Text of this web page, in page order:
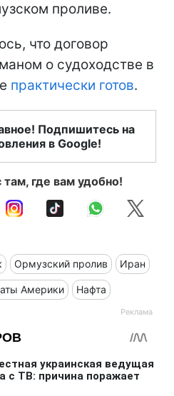
проливе.
что договор
о судоходстве в
практически готов.
Подпишитесь на
в Google!
где вам удобно!
Ормузский пролив Иран
Америки Нафта